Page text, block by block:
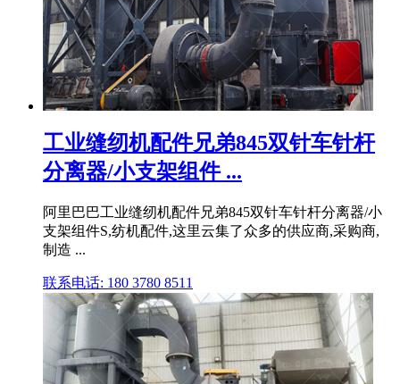
工业缝纫机配件兄弟845双针车针杆
分离器/小支架组件 ...
阿里巴巴工业缝纫机配件兄弟845双针车针杆分离器/小
支架组件S,纺机配件,这里云集了众多的供应商,采购商,
制造 ...
联系电话: 180 3780 8511